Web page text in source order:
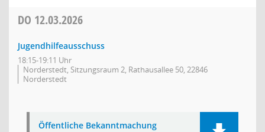
DO 12.03.2026
Jugendhilfeausschuss
18:15-19:11 Uhr
Norderstedt, Sitzungsraum 2, Rathausallee 50, 22846
Norderstedt
Öffentliche Bekanntmachung